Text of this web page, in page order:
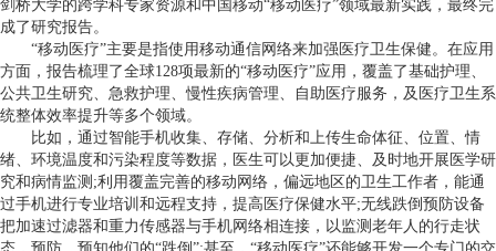
剑桥大学的跨学科专家资源和中国移动“移动医疗”领域最新实践，最终完
成了研究报告。
“移动医疗”主要是指使用移动通信网络来加强医疗卫生保健。在应用
方面，报告梳理了全球128项最新的“移动医疗”应用，覆盖了基础护理、
公共卫生研究、急救护理、慢性疾病管理、自助医疗服务，及医疗卫生系
统整体效率提升等多个领域。
比如，通过智能手机收集、存储、分析和上传生命体征、位置、情
绪、环境温度和污染程度等数据，医生可以更加便捷、及时地开展医学研
究和病情监测;利用覆盖完善的移动网络，偏远地区的卫生工作者，能通
过手机进行专业培训和远程支持，提高医疗保健水平;无线跌倒预防设备
把加速过滤器和重力传感器与手机网络相连接，以监测老年人的行走状